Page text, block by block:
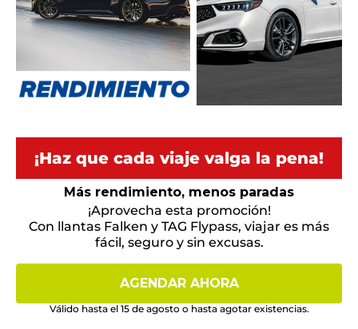
¡Haz que cada viaje valga la pena!
Más rendimiento, menos paradas
¡Aprovecha esta promoción!
Con llantas Falken y TAG Flypass, viajar es más
fácil, seguro y sin excusas.
AGENDAR AHORA
Válido hasta el 15 de agosto o hasta agotar existencias.